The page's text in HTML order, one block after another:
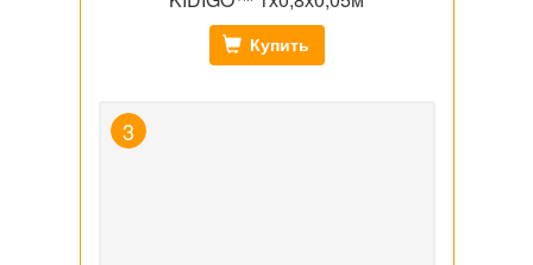
Купить